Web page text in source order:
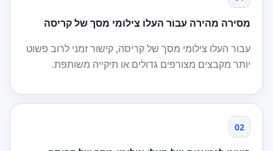
מסירה מהירה עבור העלו צילומי מסך של קריסה
עבור העלו צילומי מסך של קריסה, קישור זמני לרוב פשוט
יותר מקבצים מצורפים גדולים או תיקייה משותפת.
02